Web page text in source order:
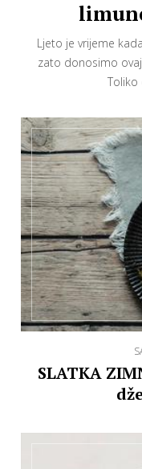
Ljeto je vrijeme
zato donosimo
Toliko
SLATKA